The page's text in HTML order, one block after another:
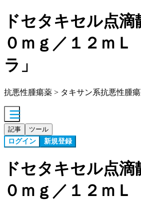
ドセタキセル点滴
０ｍｇ／１２ｍＬ
ラ」
抗悪性腫瘍薬 > タキサン系抗悪性腫
記事 ツール
ログイン 新規登録
ドセタキセル点滴
０ｍｇ／１２ｍＬ